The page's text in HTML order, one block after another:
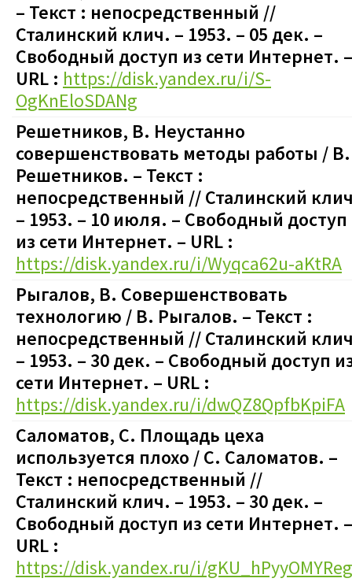
– Текст : непосредственный //
Сталинский клич. – 1953. – 05 дек. –
Свободный доступ из сети Интернет. –
URL : https://disk.yandex.ru/i/S-
OgKnEloSDANg
Решетников, В. Неустанно
совершенствовать методы работы / В.
Решетников. – Текст :
непосредственный // Сталинский
– 1953. – 10 июля. – Свободный доступ
из сети Интернет. – URL :
https://disk.yandex.ru/i/Wyqca62u-aKtRA
Рыгалов, В. Совершенствовать
технологию / В. Рыгалов. – Текст :
непосредственный // Сталинский
– 1953. – 30 дек. – Свободный доступ
сети Интернет. – URL :
https://disk.yandex.ru/i/dwQZ8QpfbKpiFA
Саломатов, С. Площадь цеха
используется плохо / С. Саломатов. –
Текст : непосредственный //
Сталинский клич. – 1953. – 30 дек. –
Свободный доступ из сети Интернет. –
URL :
https://disk.yandex.ru/i/gKU_hPyyOMYReg